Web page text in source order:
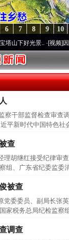
10
9
8
7
6
光景..·[视频]因党而生
察干部监督检查审
平新时代中国特色社
查
胡继红接受纪律
组、广东省纪委监委
被查
党委委员、副局长
家税务总局纪检监察
调查